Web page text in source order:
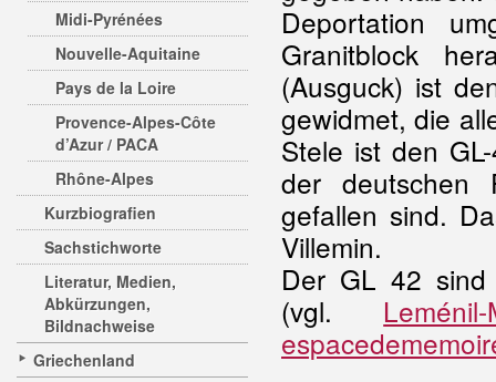
Midi-Pyrénées
Nouvelle-Aquitaine
Pays de la Loire
Provence-Alpes-Côte
d’Azur / PACA
Rhône-Alpes
Kurzbiografien
Sachstichworte
Literatur, Medien,
Abkürzungen,
Bildnachweise
Griechenland
Deportation
Granitblock
(Ausguck) ist
gewidmet, die
Stele ist den
der deutschen
gefallen sind.
Villemin.
Der GL 42 sind
(vgl.